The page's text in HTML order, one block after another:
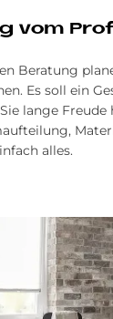
vom
Beratung
Es soll ein
lange Freude
alles.